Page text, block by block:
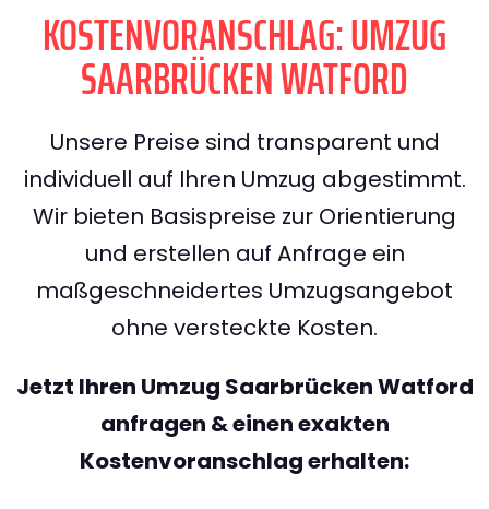
KOSTENVORANSCHLAG: UMZUG
SAARBRÜCKEN WATFORD
Unsere Preise sind transparent und
individuell auf Ihren Umzug abgestimmt.
Wir bieten Basispreise zur Orientierung
und erstellen auf Anfrage ein
maßgeschneidertes Umzugsangebot
ohne versteckte Kosten.
Jetzt Ihren Umzug Saarbrücken Watford
anfragen & einen exakten
Kostenvoranschlag erhalten: